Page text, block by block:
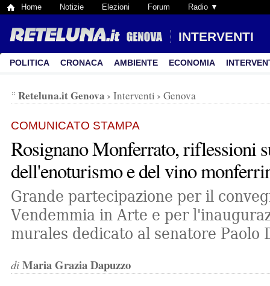
Home Notizie Elezioni Forum Radio ▼
INTERVENTI
POLITICA CRONACA AMBIENTE ECONOMIA
Reteluna.it Genova › Interventi › Genova
COMUNICATO STAMPA
Rosignano Monferrato, riflessioni
dell'enoturismo e del vino
Grande partecipazione per il
Vendemmia in Arte e per
murales dedicato al senatore Paolo
di Maria Grazia Dapuzzo